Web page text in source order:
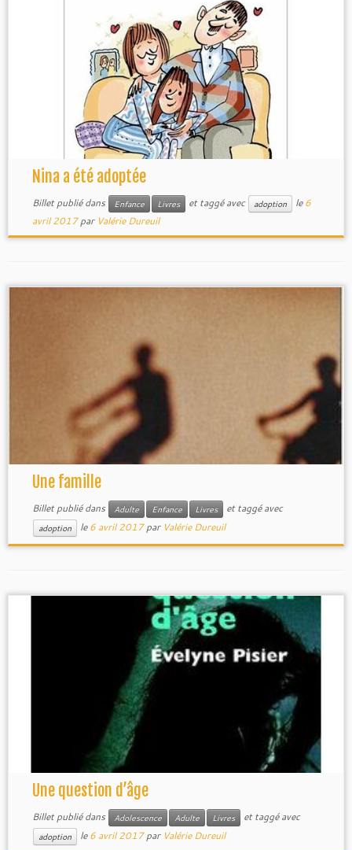
Nina a été adoptée
Billet publié dans Enfance Livres et taggé avec adoption le6
avril 2017 par Valérie Dureuil
Une famille
Billet publié dans Adulte Enfance Livres et taggé avec
adoption le6 avril 2017 par Valérie Dureuil
Une question d’âge
Billet publié dans Adolescence Adulte Livres et taggé avec
adoption le6 avril 2017 par Valérie Dureuil